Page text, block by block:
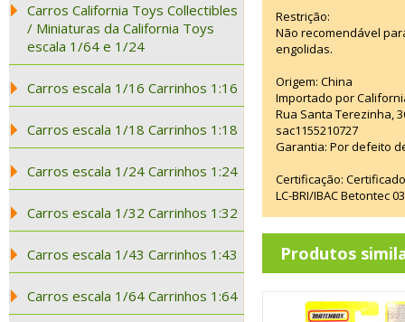
Carros California Toys Collectibles
/ Miniaturas da California Toys
escala 1/64 e 1/24
Carros escala 1/16 Carrinhos 1:16
Carros escala 1/18 Carrinhos 1:18
Carros escala 1/24 Carrinhos 1:24
Carros escala 1/32 Carrinhos 1:32
Carros escala 1/43 Carrinhos 1:43
Carros escala 1/64 Carrinhos 1:64
Restrição:
Não recomendável
engolidas.
Origem: China
Importado por
Rua Santa Terezinha,
sac1155210727
Garantia: Por defeito
Certificação:
LC-BRI/IBAC Betontec
Produtos